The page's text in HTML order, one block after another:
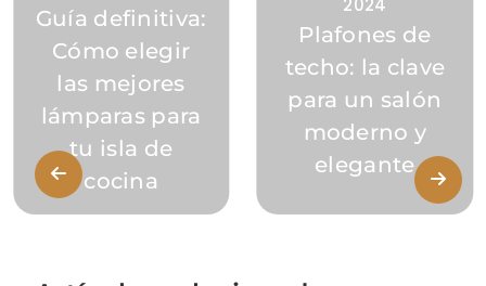
Guía definitiva:
Cómo elegir
las mejores
lámparas para
tu isla de
cocina
2024
Plafones de
techo: la clave
para un salón
moderno y
elegante